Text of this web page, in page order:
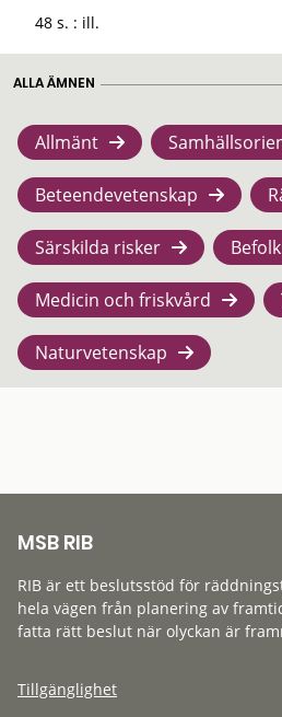
48 s. : ill.
ALLA ÄMNEN
Allmänt
Beteendevetenskap
Särskilda risker
Medicin och friskvård
Naturvetenskap
MSB RIB
RIB är ett beslutsstöd för
hela vägen från planering av
fatta rätt beslut när olyckan är
Tillgänglighet